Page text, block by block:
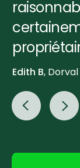
Edith B, Dorval